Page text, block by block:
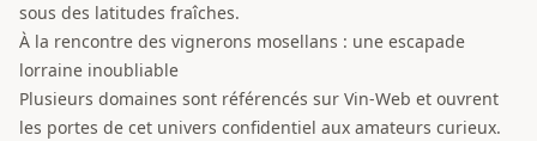
sous des latitudes fraîches.
À la rencontre des vignerons mosellans : une escapade
lorraine inoubliable
Plusieurs domaines sont référencés sur Vin-Web et ouvrent
les portes de cet univers confidentiel aux amateurs curieux.